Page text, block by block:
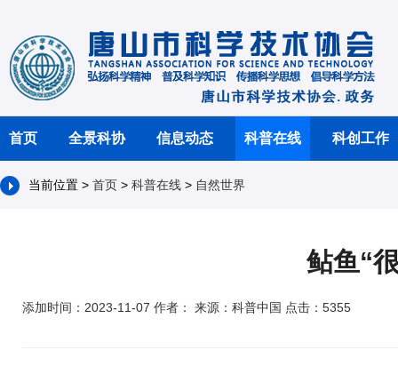
首页 全景科协 信息动态 科普在线 科创工作
当前位置 > 首页 > 科普在线 > 自然世界
鲇鱼“
添加时间：2023-11-07 作者： 来源：科普中国 点击：5355